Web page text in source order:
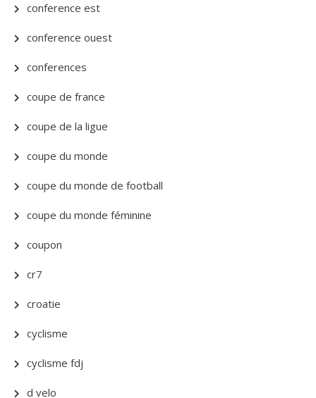
conference est
conference ouest
conferences
coupe de france
coupe de la ligue
coupe du monde
coupe du monde de football
coupe du monde féminine
coupon
cr7
croatie
cyclisme
cyclisme fdj
d velo